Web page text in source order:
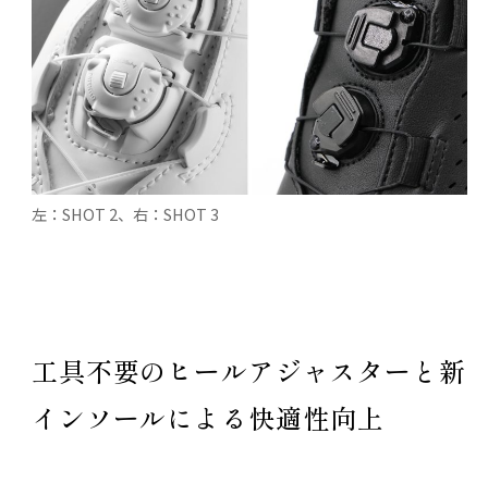
左：SHOT 2、右：SHOT 3
工具不要のヒールアジャスターと新
インソールによる快適性向上